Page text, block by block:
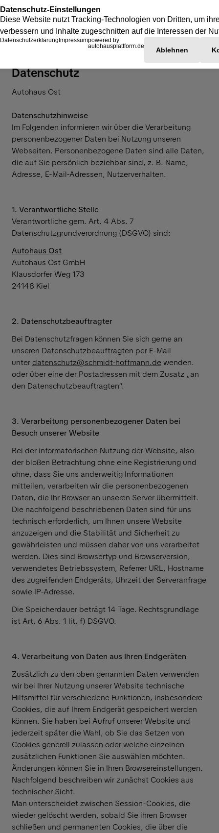
Datenschutz
Autohaus Ost
Datenschutzhinweise
Im Folgenden informieren wir über die Verarbeitung
personenbezogener Daten bei Nutzung unseren
Webseiten. Personenbezogene Daten sind alle Daten,
die auf Sie persönlich beziehbar sind, z. B. Name,
Adresse, E-Mail-Adressen, Nutzerverhalten.
1. Verantwortliche Stelle
Verantwortliche gem. Art. 4 Abs. 7
Datenschutzgrundverordnung (DSGVO) sind:
Autohaus Ost
Autohaus Ost GmbH
Klausdorfer Weg 173
24148 Kiel
2. Datenschutzbeauftragter
Bei Datenschutzfragen können Sie sich gerne an
unseren Datenschutzbeauftragten per E-Mail
unter datenschutz@schmidt-hoffmann.de wenden.
oder über eine der Postadressen mit dem Zusatz „an
den Datenschutzbeauftragten“.
3. Verarbeitung personenbezogener Daten bei
Besuch unserer Website
Bei der informatorischen Nutzung der Website, also
der bloßen Betrachtung ohne eine Registrierung und
ohne, dass Sie uns anderweitig Informationen
mitteilen, verarbeiten wir die personenbezogenen
Daten, die Ihr Browser an unseren Server übermittelt.
Die nachfolgend beschriebenen Daten sind für uns
technisch erforderlich, um Ihnen unsere Website
anzuzeigen und die Stabilität und Sicherheit zu
gewährleisten und müssen daher von uns verarbeitet
werden. Dies sind Browsertyp und Browserversion,
verwendetes Betriebssystem, Referrer URL, Hostname
des zugreifenden Endgeräts, Uhrzeit der Serveranfrage
sowie IP-Adresse.
Die Speicherdauer beträgt 14 Tage. Rechtsgrundlage
ist Art. 6 Abs. 1 lit. f) DSGVO.
4. Verarbeitung von Daten aus Ihren Endgeräten
Zusätzlich zu den oben genannten Daten verwenden
wir bei Ihrer Nutzung unserer Website technische
Hilfsmittel für verschiedene Funktionen, insbesondere
Cookies, die auf Ihrem Endgerät gespeichert werden
können. Sie haben bei Aufruf unserer Website und
jederzeit später die Wahl, ob Sie das Setzen von
Cookies generell zulassen oder welche einzelnen
zusätzlichen Funktionen Sie auswählen möchten.
Änderungen können Sie in Ihren Browsereinstellungen.
Nachfolgend beschreiben wir zunächst Cookies aus
technischer Sicht.
Man unterscheidet zwischen Session-Cookies, die
wieder gelöscht werden, sobald Sie ihren Browser
schließen und permanenten Cookies, die über die